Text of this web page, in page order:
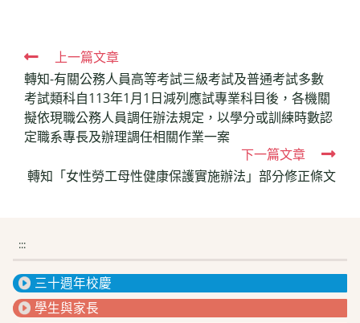
Read
more
articles
上一篇文章
轉知-有關公務人員高等考試三級考試及普通考試多數
考試類科自113年1月1日減列應試專業科目後，各機關
擬依現職公務人員調任辦法規定，以學分或訓練時數認
定職系專長及辦理調任相關作業一案
下一篇文章
轉知「女性勞工母性健康保護實施辦法」部分修正條文
:::
三十週年校慶
學生與家長